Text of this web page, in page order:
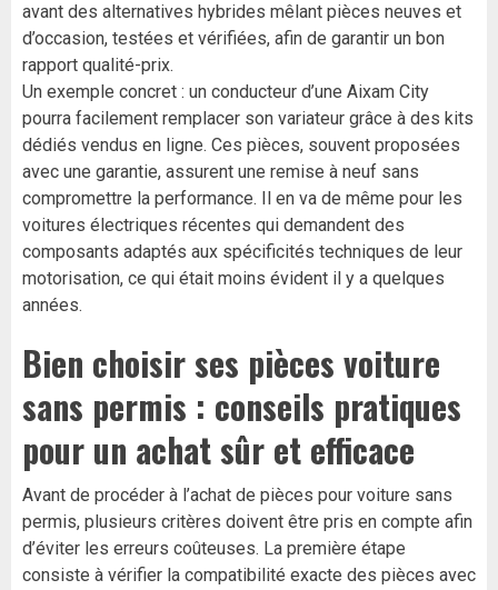
avant des alternatives hybrides mêlant pièces neuves et
d’occasion, testées et vérifiées, afin de garantir un bon
rapport qualité-prix.
Un exemple concret : un conducteur d’une Aixam City
pourra facilement remplacer son variateur grâce à des kits
dédiés vendus en ligne. Ces pièces, souvent proposées
avec une garantie, assurent une remise à neuf sans
compromettre la performance. Il en va de même pour les
voitures électriques récentes qui demandent des
composants adaptés aux spécificités techniques de leur
motorisation, ce qui était moins évident il y a quelques
années.
Bien choisir ses pièces voiture
sans permis : conseils pratiques
pour un achat sûr et efficace
Avant de procéder à l’achat de pièces pour voiture sans
permis, plusieurs critères doivent être pris en compte afin
d’éviter les erreurs coûteuses. La première étape
consiste à vérifier la compatibilité exacte des pièces avec